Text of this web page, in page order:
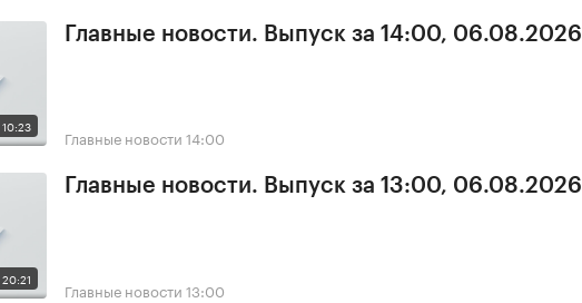
10:23
Главные новости. Выпуск за 14:00, 06.08.2026
Главные новости 14:00
20:21
Главные новости. Выпуск за 13:00, 06.08.2026
Главные новости 13:00